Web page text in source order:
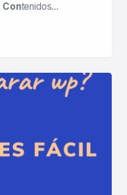
Contenidos…